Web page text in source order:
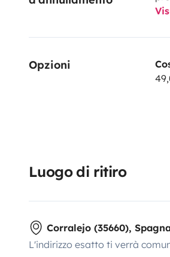
Opzioni
Luogo di ritiro
Corralejo (35660),
L'indirizzo esatto ti verrà